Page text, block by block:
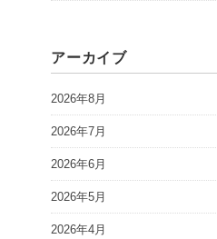
アーカイブ
2026年8月
2026年7月
2026年6月
2026年5月
2026年4月